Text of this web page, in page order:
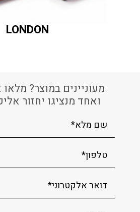
LONDON
מעוניינים במוצר?
ואחד מנציגו יחזור